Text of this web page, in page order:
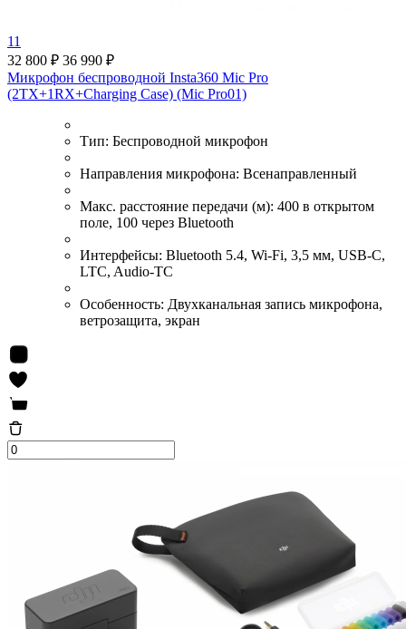
11
32 800 ₽ 36 990 ₽
Микрофон беспроводной Insta360 Mic Pro
(2TX+1RX+Charging Case) (Mic Pro01)
Тип: Беспроводной микрофон
Направления микрофона: Всенаправленный
Макс. расстояние передачи (м): 400 в открытом
поле, 100 через Bluetooth
Интерфейсы: Bluetooth 5.4, Wi-Fi, 3,5 мм, USB-C,
LTC, Audio-TC
Особенность: Двухканальная запись микрофона,
ветрозащита, экран